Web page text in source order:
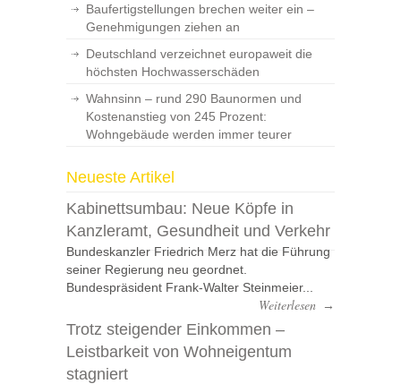
Baufertigstellungen brechen weiter ein –
Genehmigungen ziehen an
Deutschland verzeichnet europaweit die
höchsten Hochwasserschäden
Wahnsinn – rund 290 Baunormen und
Kostenanstieg von 245 Prozent:
Wohngebäude werden immer teurer
Neueste Artikel
Kabinettsumbau: Neue Köpfe in
Kanzleramt, Gesundheit und Verkehr
Bundeskanzler Friedrich Merz hat die Führung
seiner Regierung neu geordnet.
Bundespräsident Frank-Walter Steinmeier...
Weiterlesen →
Trotz steigender Einkommen –
Leistbarkeit von Wohneigentum
stagniert